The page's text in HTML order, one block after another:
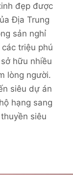
đẹp được
Địa Trung
sản nghỉ
triệu phú
hữu nhiều
lòng người.
siêu dự án
hạng sang
siêu